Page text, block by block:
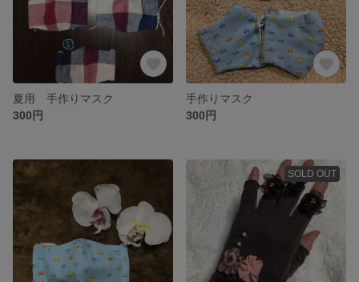
夏用 手作りマスク
300円
手作りマスク
300円
SOLD OUT